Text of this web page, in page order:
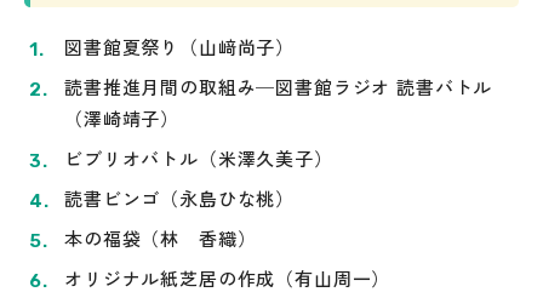
図書館夏祭り（山﨑尚子）
読書推進月間の取組み─図書館ラジオ 読書バトル
（澤崎靖子）
ビブリオバトル（米澤久美子）
読書ビンゴ（永島ひな桃）
本の福袋（林 香織）
オリジナル紙芝居の作成（有山周一）